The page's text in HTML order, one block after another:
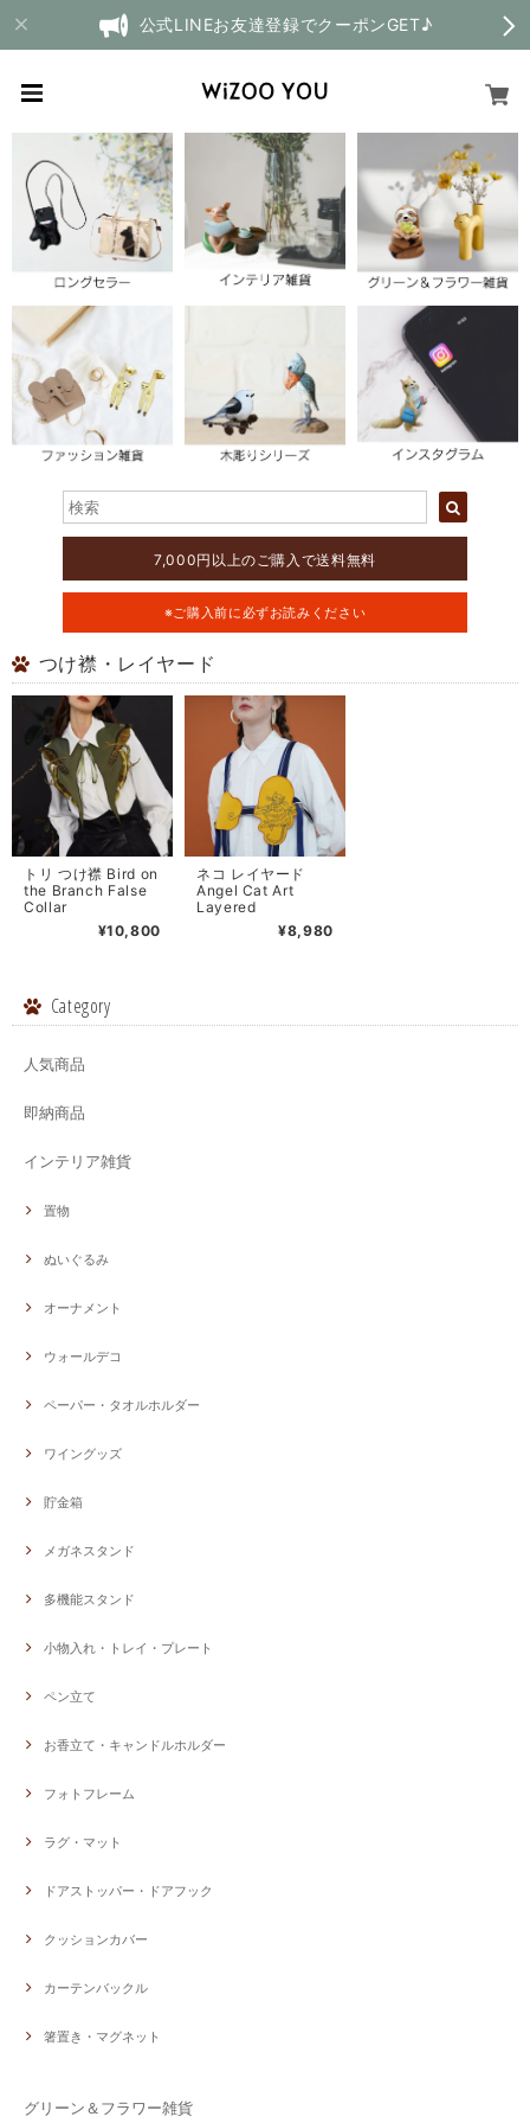
公式LINEお友達登録でクーポンGET♪
7,000円以上のご購入で送料無料
※ご購入前に必ずお読みください
つけ襟・レイヤード
トリ つけ襟 Bird on
the Branch False
Collar
¥10,800
ネコ レイヤード
Angel Cat Art
Layered
¥8,980
Category
人気商品
即納商品
インテリア雑貨
置物
ぬいぐるみ
オーナメント
ウォールデコ
ペーパー・タオルホルダー
ワイングッズ
貯金箱
メガネスタンド
多機能スタンド
小物入れ・トレイ・プレート
ペン立て
お香立て・キャンドルホルダー
フォトフレーム
ラグ・マット
ドアストッパー・ドアフック
クッションカバー
カーテンバックル
箸置き・マグネット
グリーン＆フラワー雑貨